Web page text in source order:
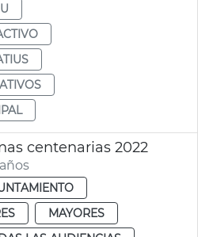
centenarias 2022
MAYORES